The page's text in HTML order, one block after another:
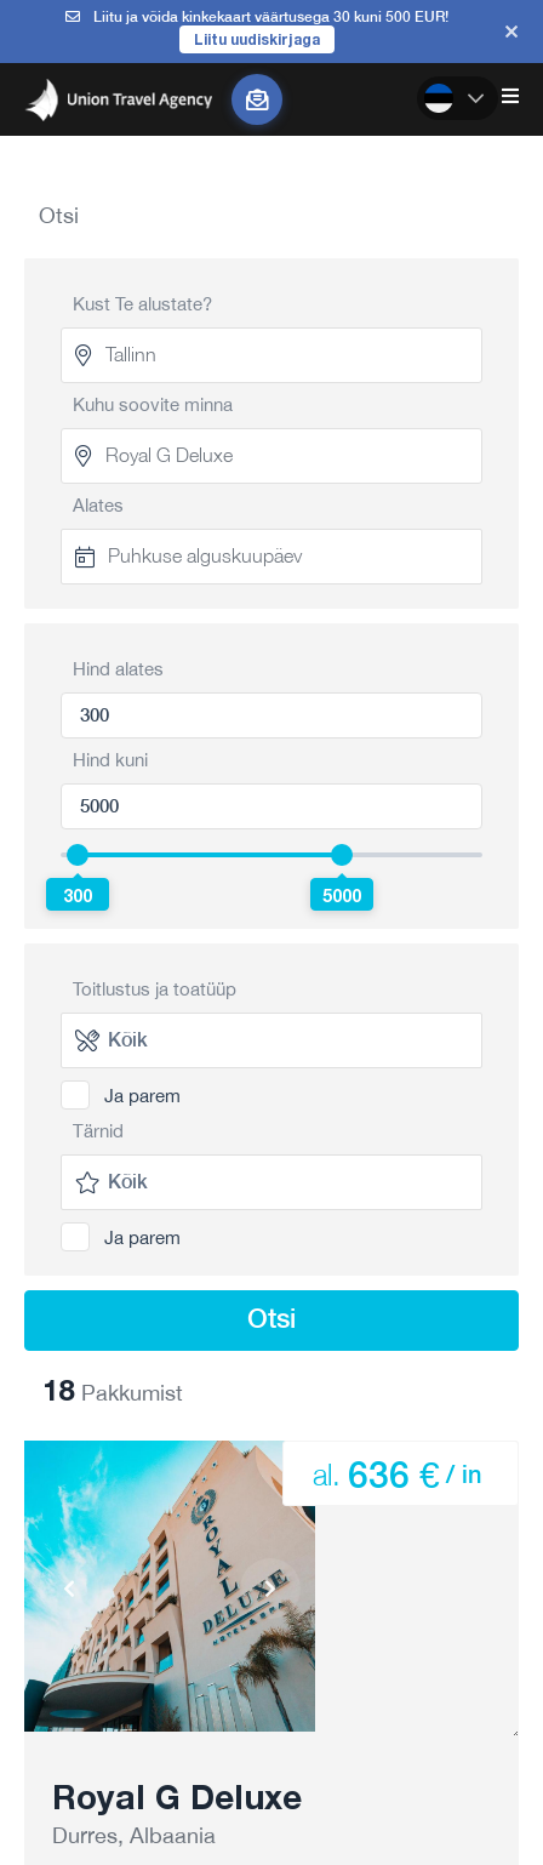
Liitu ja võida kinkekaart väärtusega 30 kuni 500 EUR!
Liitu uudiskirjaga
Otsi
Kust Te alustate?
Kuhu soovite minna
Alates
Hind alates
Hind kuni
300 5000
Toitlustus ja toatüüp
Ja parem
Tärnid
Ja parem
Otsi
18 Pakkumist
Royal G Deluxe
Durres, Albaania
al. 636 € / in